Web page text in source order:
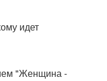
"Женщина -